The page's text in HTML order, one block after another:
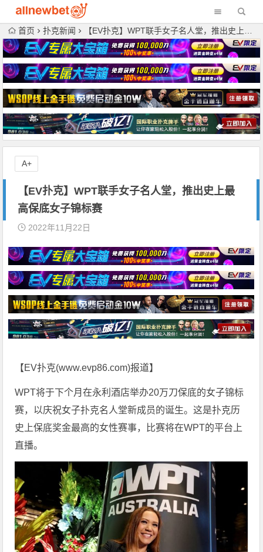
首页 扑克新闻 【EV扑克】WPT联手女子名人堂，推出史上最高保底女子锦标赛
【EV扑克】WPT联手女子名人堂，推出史上最
高保底女子锦标赛
2022年11月22日
【EV扑克(www.evp86.com)报道】
WPT将于下个月在永利酒店举办20万刀保底的女子锦标
赛，以庆祝女子扑克名人堂新成员的诞生。这是扑克历
史上保底奖金最高的女性赛事，比赛将在WPT的平台上
直播。
A+